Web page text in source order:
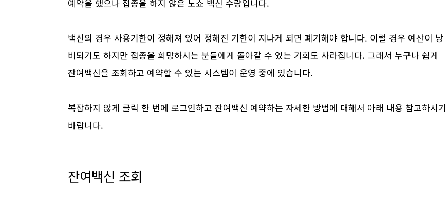
예약을 했으나 접종을 하지 않은 노쇼 백신 수량입니다.
백신의 경우 사용기한이 정해져 있어 정해진 기한이 지나게 되면 폐기해야 합니다. 이럴 경우 예산이 낭
비되기도 하지만 접종을 희망하시는 분들에게 돌아갈 수 있는 기회도 사라집니다. 그래서 누구나 쉽게
잔여백신을 조회하고 예약할 수 있는 시스템이 운영 중에 있습니다.
복잡하지 않게 클릭 한 번에 로그인하고 잔여백신 예약하는 자세한 방법에 대해서 아래 내용 참고하시기
바랍니다.
잔여백신 조회